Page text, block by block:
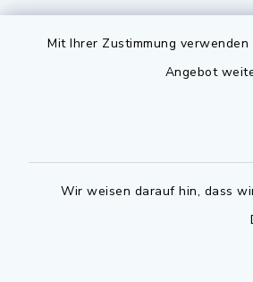
Mit Ihrer Zustimmung
Angebot
Wir weisen darauf hin, dass
Gemeinde Adelsdorf
gemeinde@adelsdorf.de